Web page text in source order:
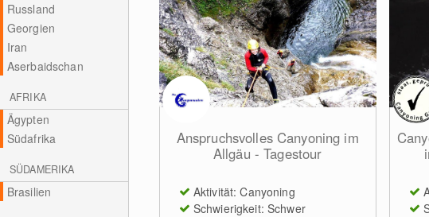
Russland
Georgien
Iran
Aserbaidschan
AFRIKA
Ägypten
Südafrika
SÜDAMERIKA
Brasilien
Anspruchsvolles Canyoning im
Allgäu - Tagestour
Aktivität: Canyoning
Schwierigkeit: Schwer